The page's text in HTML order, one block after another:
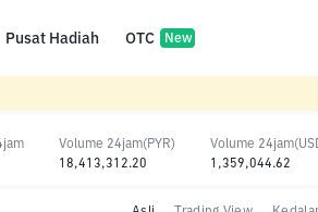
Pusat Hadiah OTC New
Volume 24jam(PYR)
18,413,312.20
Volume
1,359,044.62